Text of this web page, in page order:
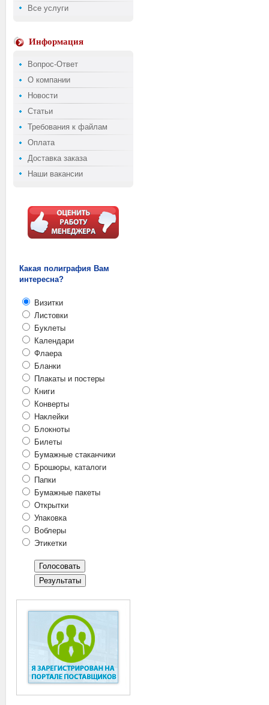
Все услуги
Информация
Вопрос-Ответ
О компании
Новости
Статьи
Требования к файлам
Оплата
Доставка заказа
Наши вакансии
Какая полиграфия Вам
интересна?
Визитки
Листовки
Буклеты
Календари
Флаера
Бланки
Плакаты и постеры
Книги
Конверты
Наклейки
Блокноты
Билеты
Бумажные стаканчики
Брошюры, каталоги
Папки
Бумажные пакеты
Открытки
Упаковка
Воблеры
Этикетки